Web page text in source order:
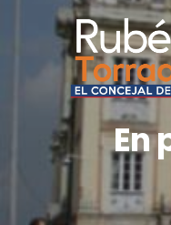
En